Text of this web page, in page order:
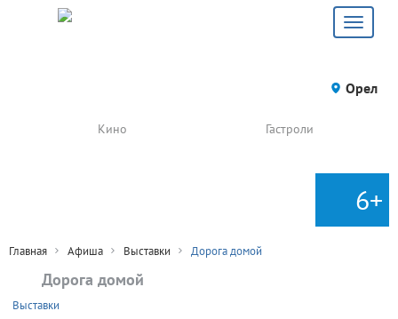
Toggle
Орел
Кино Гастроли
6+
Главная Афиша Выставки Дорога домой
Дорога домой
Выставки